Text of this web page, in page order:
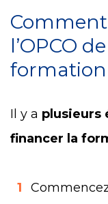
l’OPCO
formation
Il y a plusieurs
financer la
1